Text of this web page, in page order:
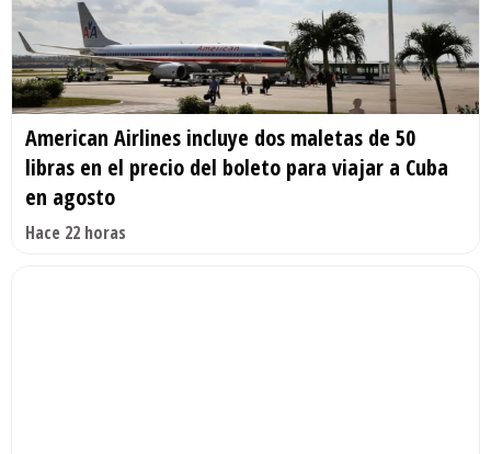
American Airlines incluye dos maletas de 50
libras en el precio del boleto para viajar a Cuba
en agosto
Hace 22 horas